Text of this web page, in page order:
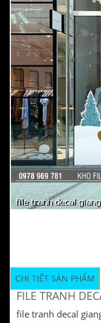
CHI TIẾT SẢN PHẨM
FILE TRANH
file tranh decal